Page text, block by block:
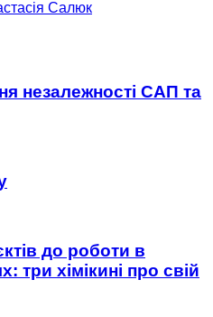
Салюк
незалежності САП та
до роботи в
три хімікині про свій